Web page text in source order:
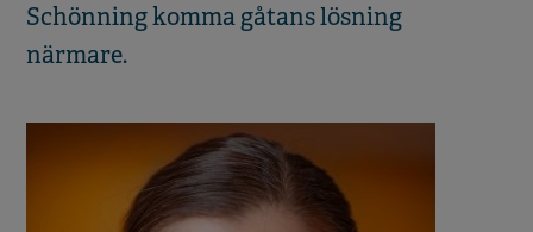
Schönning komma gåtans lösning
närmare.